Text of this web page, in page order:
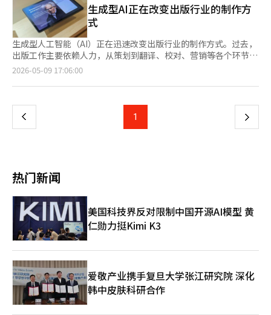
生成型AI正在改变出版行业的制作方
式
生成型人工智能（AI）正在迅速改变出版行业的制作方式。过去，
出版工作主要依赖人力，从策划到翻译、校对、营销等各个环节，
而现在，随着AI基础的自动化和协作结构的重组，行业的变化正在
改变出版市场的结构。 根据行业消息，最近国内出版行业中，利
单的句子生成，广泛应用于资料调查、初稿撰写、翻译、校对、摘
为，生成型AI正在加剧出版制作的速度竞争。一些电子书和实用书
籍从策划到出版的时间大幅缩短，尤其是在电子书和网络小说市
场，快速的制作周期和内容供应速度变得愈加重要，AI的应用也随
之提升。 AI翻译技术的发展也成为出版行业变化的关键因素。最
近，基于生成型AI的翻译质量迅速提高，海外书籍在国内出版的速
度也随之加快。过去，专业翻译和校对工作需要数月时间，而现
在，AI进行初步翻译后，人类再进行润色，这种方式大大提高了制
作效率。 这种变化也影响了国内内容的海外拓展。通过AI翻译，网
络小说、电子书和实用内容可以迅速转换成多种语言，使得中小型
出版社和小型创作者也能获得进入全球市场的机会。 在出版的附
加工作中，AI的应用范围也在扩大。越来越多的案例显示，利用生
成型AI制作书籍封面设计方案，自动生成宣传文案、介绍文字和推
荐语等。AI技术也被应用于根据读者偏好制作摘要内容和个性化推
2026-05-09 17:06:00
上
页
1 下
热门新闻
美国科技界反对限制中国开源AI模型 黄
仁勋力挺Kimi K3
爱敬产业携手复旦大学张江研究院 深化
韩中皮肤科研合作